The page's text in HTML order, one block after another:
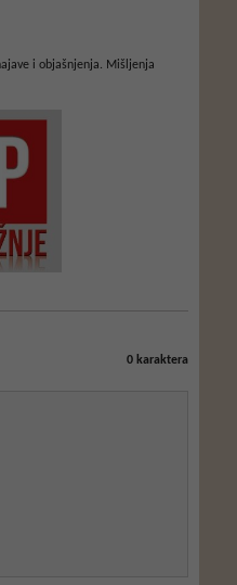
i objašnjenja. Mišljenja
0karaktera